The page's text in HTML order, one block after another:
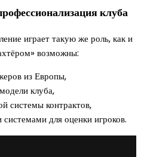
клуба
играет такую же роль, как и
возможны:
из Европы,
клуба,
системы контрактов,
для оценки игроков.